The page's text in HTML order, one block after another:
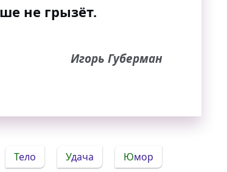
не грызёт.
Игорь Губерман
Тело Удача Юмор